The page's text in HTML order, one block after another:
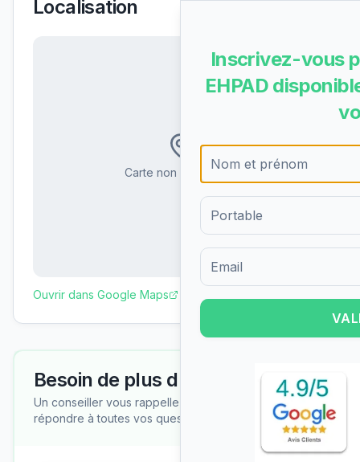
Localisation
Carte non disponible
Ouvrir dans Google Maps
Besoin de plus d'informations ?
Un conseiller vous rappelle gratuitement pour
répondre à toutes vos questions
Inscrivez-vous
EHPAD
Formulaire d'inscription pour